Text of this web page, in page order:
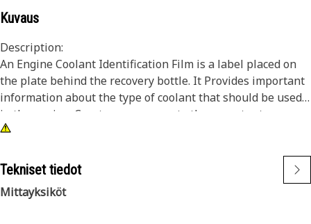
Kuvaus
Description:
An Engine Coolant Identification Film is a label placed on
the plate behind the recovery bottle. It Provides important
information about the type of coolant that should be used
in the engine. Creates awareness to the operator to ensure
the proper working of the machine.
Attributes:
machine not to use water as coolant.
Tekniset tiedot
Mittayksiköt